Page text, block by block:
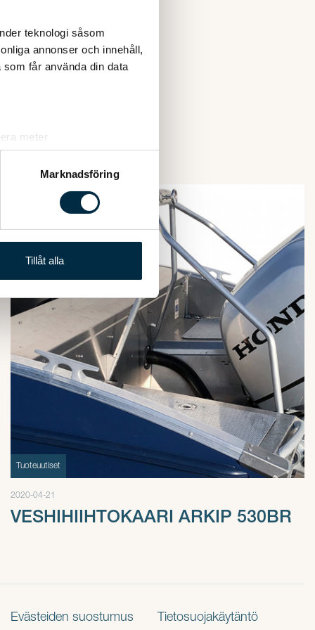
teknologi såsom
annonser och innehåll,
får använda din data
meter
. Du kan ändra
information från din enhet
kombinera informationen
Marknadsföring
Tillåt alla
Tuoteuutiset
2020-04-21
VESHIHIIHTOKAARI ARKIP 530BR
Evästeiden suostumus Tietosuojakäytäntö